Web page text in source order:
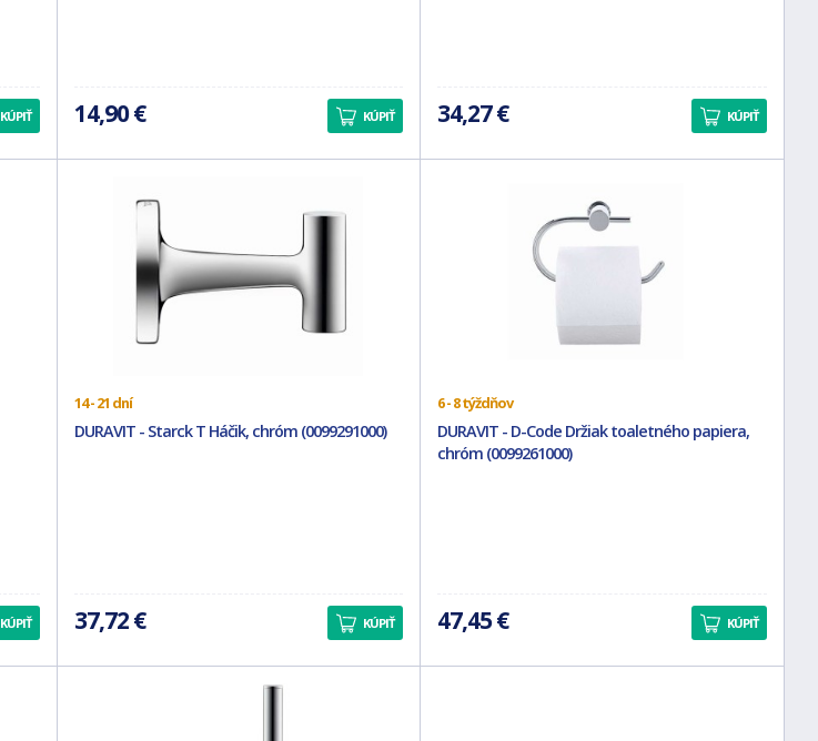
KÚPIŤ 14,90 € KÚPIŤ 34,27 € KÚPIŤ
KÚPIŤ
14 - 21 dní
DURAVIT - Starck T Háčik, chróm (0099291000)
37,72 € KÚPIŤ
6 - 8 týždňov
DURAVIT - D-Code Držiak toaletného papiera,
chróm (0099261000)
47,45 € KÚPIŤ